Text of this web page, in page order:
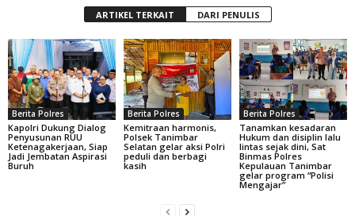
ARTIKEL TERKAIT DARI PENULIS
Berita Polres
Kapolri Dukung Dialog
Penyusunan RUU
Ketenagakerjaan, Siap
Jadi Jembatan Aspirasi
Buruh
Berita Polres
Kemitraan harmonis,
Polsek Tanimbar
Selatan gelar aksi Polri
peduli dan berbagi
kasih
Berita Polres
Tanamkan kesadaran
Hukum dan disiplin lalu
lintas sejak dini, Sat
Binmas Polres
Kepulauan Tanimbar
gelar program “Polisi
Mengajar”